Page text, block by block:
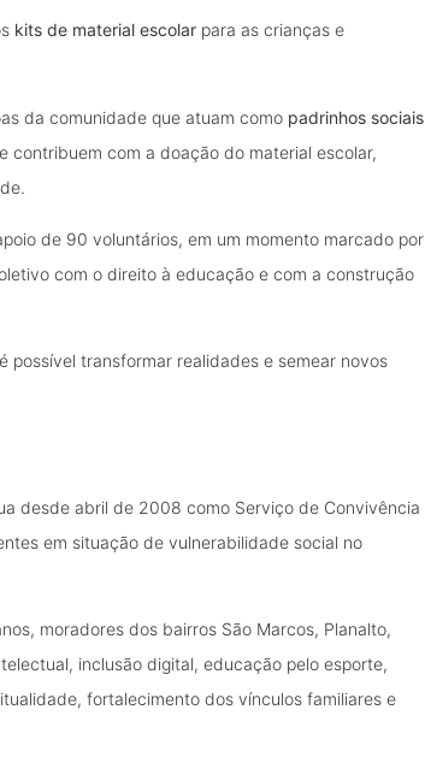
kits de material escolar para as crianças e
da comunidade que atuam como padrinhos sociais
contribuem com a doação do material escolar,
de 90 voluntários, em um momento marcado por
com o direito à educação e com a construção
possível transformar realidades e semear novos
desde abril de 2008 como Serviço de Convivência
em situação de vulnerabilidade social no
moradores dos bairros São Marcos, Planalto,
inclusão digital, educação pelo esporte,
fortalecimento dos vínculos familiares e